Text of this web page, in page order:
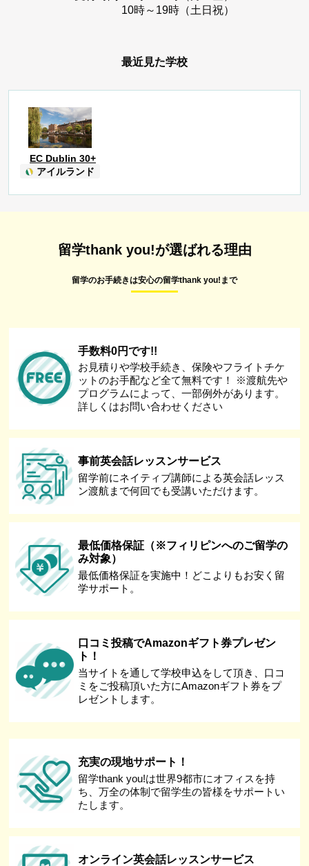
10時～19時（土日祝）
最近見た学校
EC Dublin 30+
アイルランド
留学thank you!が選ばれる理由
留学のお手続きは安心の留学thank you!まで
手数料0円です!!
お見積りや学校手続き、保険やフライトチケ
ットのお手配など全て無料です！ ※渡航先や
プログラムによって、一部例外があります。
詳しくはお問い合わせください
事前英会話レッスンサービス
留学前にネイティブ講師による英会話レッス
ン渡航まで何回でも受講いただけます。
最低価格保証（※フィリピンへのご留学の
み対象）
最低価格保証を実施中！どこよりもお安く留
学サポート。
口コミ投稿でAmazonギフト券プレゼン
ト！
当サイトを通して学校申込をして頂き、口コ
ミをご投稿頂いた方にAmazonギフト券をプ
レゼントします。
充実の現地サポート！
留学thank you!は世界9都市にオフィスを持
ち、万全の体制で留学生の皆様をサポートい
たします。
オンライン英会話レッスンサービス